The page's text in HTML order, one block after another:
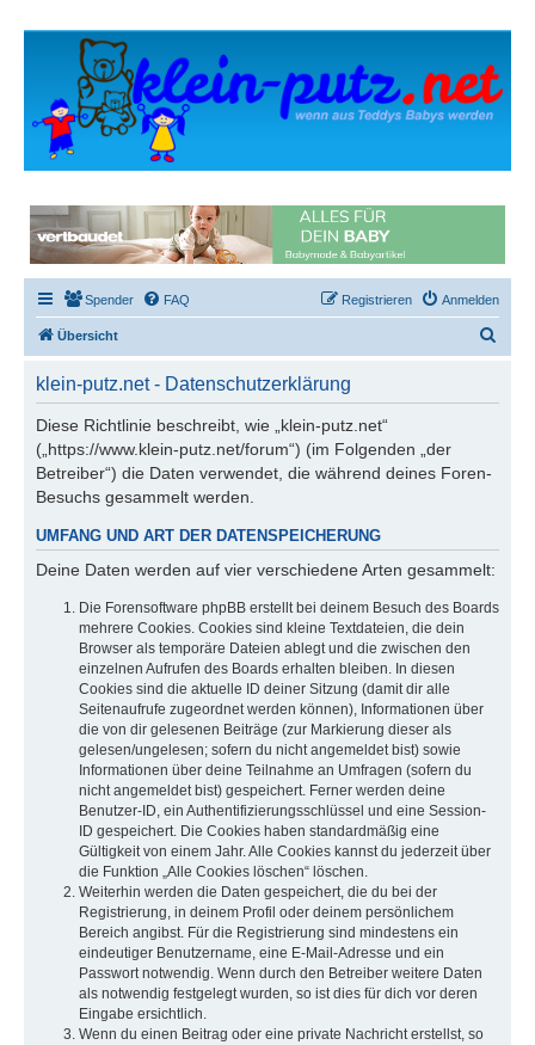
Spender FAQ Anmelden
Registrieren
Übersicht
klein-putz.net - Datenschutzerklärung
Diese Richtlinie beschreibt, wie „klein-putz.net“
(„https://www.klein-putz.net/forum“) (im Folgenden „der
Betreiber“) die Daten verwendet, die während deines Foren-
Besuchs gesammelt werden.
UMFANG UND ART DER DATENSPEICHERUNG
Deine Daten werden auf vier verschiedene Arten gesammelt:
Die Forensoftware phpBB erstellt bei deinem Besuch des Boards
mehrere Cookies. Cookies sind kleine Textdateien, die dein
Browser als temporäre Dateien ablegt und die zwischen den
einzelnen Aufrufen des Boards erhalten bleiben. In diesen
Cookies sind die aktuelle ID deiner Sitzung (damit dir alle
Seitenaufrufe zugeordnet werden können), Informationen über
die von dir gelesenen Beiträge (zur Markierung dieser als
gelesen/ungelesen; sofern du nicht angemeldet bist) sowie
Informationen über deine Teilnahme an Umfragen (sofern du
nicht angemeldet bist) gespeichert. Ferner werden deine
Benutzer-ID, ein Authentifizierungsschlüssel und eine Session-
ID gespeichert. Die Cookies haben standardmäßig eine
Gültigkeit von einem Jahr. Alle Cookies kannst du jederzeit über
die Funktion „Alle Cookies löschen“ löschen.
Weiterhin werden die Daten gespeichert, die du bei der
Registrierung, in deinem Profil oder deinem persönlichem
Bereich angibst. Für die Registrierung sind mindestens ein
eindeutiger Benutzername, eine E-Mail-Adresse und ein
Passwort notwendig. Wenn durch den Betreiber weitere Daten
als notwendig festgelegt wurden, so ist dies für dich vor deren
Eingabe ersichtlich.
Wenn du einen Beitrag oder eine private Nachricht erstellst, so